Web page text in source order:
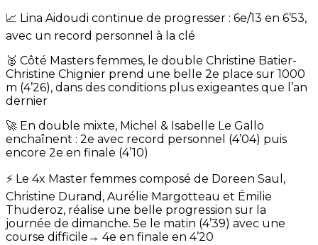
📈 Lina Aidoudi continue de progresser : 6e/13 en 6’53,
avec un record personnel à la clé
🥈 Côté Masters femmes, le double Christine Batier-
Christine Chignier prend une belle 2e place sur 1000
m (4’26), dans des conditions plus exigeantes que l’an
dernier
🚀 En double mixte, Michel & Isabelle Le Gallo
enchaînent : 2e avec record personnel (4’04) puis
encore 2e en finale (4’10)
⚡ Le 4x Master femmes composé de Doreen Saul,
Christine Durand, Aurélie Margotteau et Émilie
Thuderoz, réalise une belle progression sur la
journée de dimanche. 5e le matin (4’39) avec une
course difficile→ 4e en finale en 4’20